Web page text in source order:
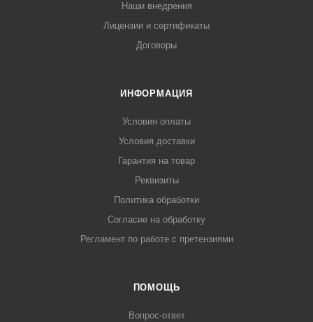
Наши внедрения
Лицензии и сертификаты
Договоры
ИНФОРМАЦИЯ
Условия оплаты
Условия доставки
Гарантия на товар
Реквизиты
Политика обработки
Согласие на обработку
Регламент по работе с претензиями
ПОМОЩЬ
Вопрос-ответ